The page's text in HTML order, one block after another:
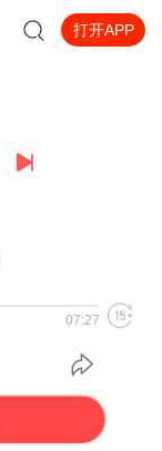
打开APP
07:27